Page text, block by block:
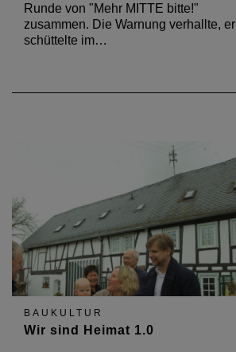
Runde von "Mehr MITTE bitte!"
zusammen. Die Warnung verhallte, er
schüttelte im…
BAUKULTUR
Wir sind Heimat 1.0